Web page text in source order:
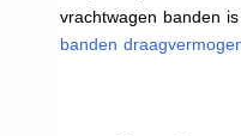
vrachtwagen banden
banden